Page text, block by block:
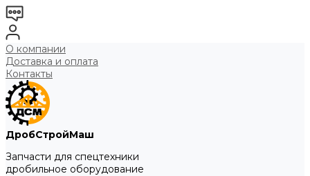
О компании
Доставка и оплата
Контакты
ДробСтройМаш
Запчасти для спецтехники
дробильное оборудование